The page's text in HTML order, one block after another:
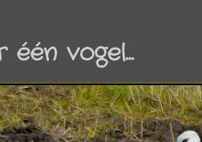
één vogel...